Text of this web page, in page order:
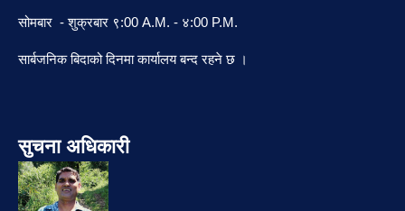
सोमबार - शुक्रबार ९:00 A.M. - ४:00 P.M.
सार्बजनिक बिदाको दिनमा कार्यालय बन्द रहने छ ।
सुचना अधिकारी